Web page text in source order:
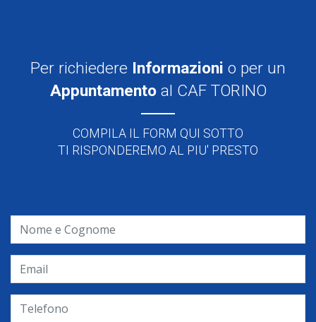
Per richiedere Informazioni o per un
Appuntamento al CAF TORINO
COMPILA IL FORM QUI SOTTO
TI RISPONDEREMO AL PIU' PRESTO